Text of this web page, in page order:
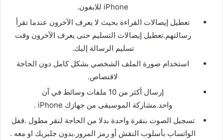
iPhone للايفون.
تعطيل إيصالات القراءة بحيث لا يعرف الآخرون عندما تقرأ
رسالتهم.تعطيل إيصالات التسليم حتى يعرف الآخرون وقت
تسليم الرسالة إليك.
استخدام صورة الملف الشخصي بشكل كامل دون الحاجة
لاقتصاص.
إرسال أكثر من 10 ملفات وسائط في آن
واحد.مشاركة الموسيقى من جهازك iPhone .
تسجيل الصوت بنقرة واحدة بدلا من الحاجة لنقر مطول .قفل
الواتساب بأسلوب النقش أو رمز المرور.بدون جلبريك او معه .